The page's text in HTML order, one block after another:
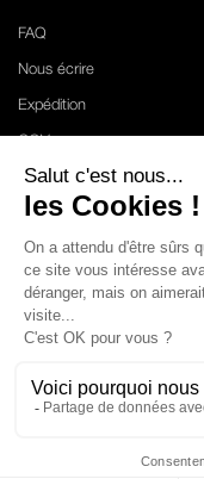
FAQ
Nous écrire
Expédition
Mentions Légales
Politique de Confidentialité
Moon Candle